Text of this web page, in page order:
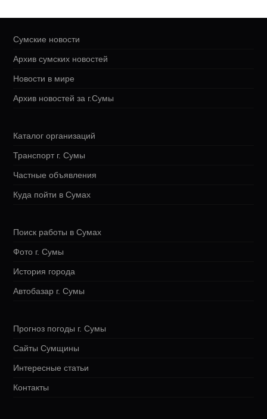
Сумские новости
Архив сумских новостей
Новости в мире
Архив новостей за г.Сумы
Каталог организаций
Транспорт г. Сумы
Частные объявления
Куда пойти в Сумах
Поиск работы в Сумах
Фото г. Сумы
История города
Автобазар г. Сумы
Прогноз погоды г. Сумы
Сайты Сумщины
Интересные статьи
Контакты